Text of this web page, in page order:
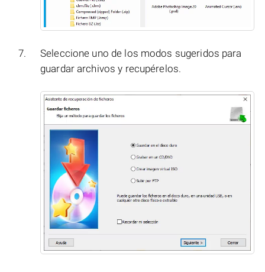
Seleccione uno de los modos sugeridos para
guardar archivos y recupérelos.